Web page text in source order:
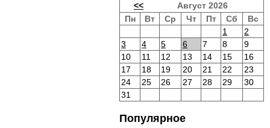
<<
Август 2026
Пн
Вт Ср Чт Пт Сб
Вс
1
2
3
4 5 6 7 8
9
10
11 12 13 14 15
16
17
18 19 20 21 22
23
24
25 26 27 28 29
30
31
Популярное